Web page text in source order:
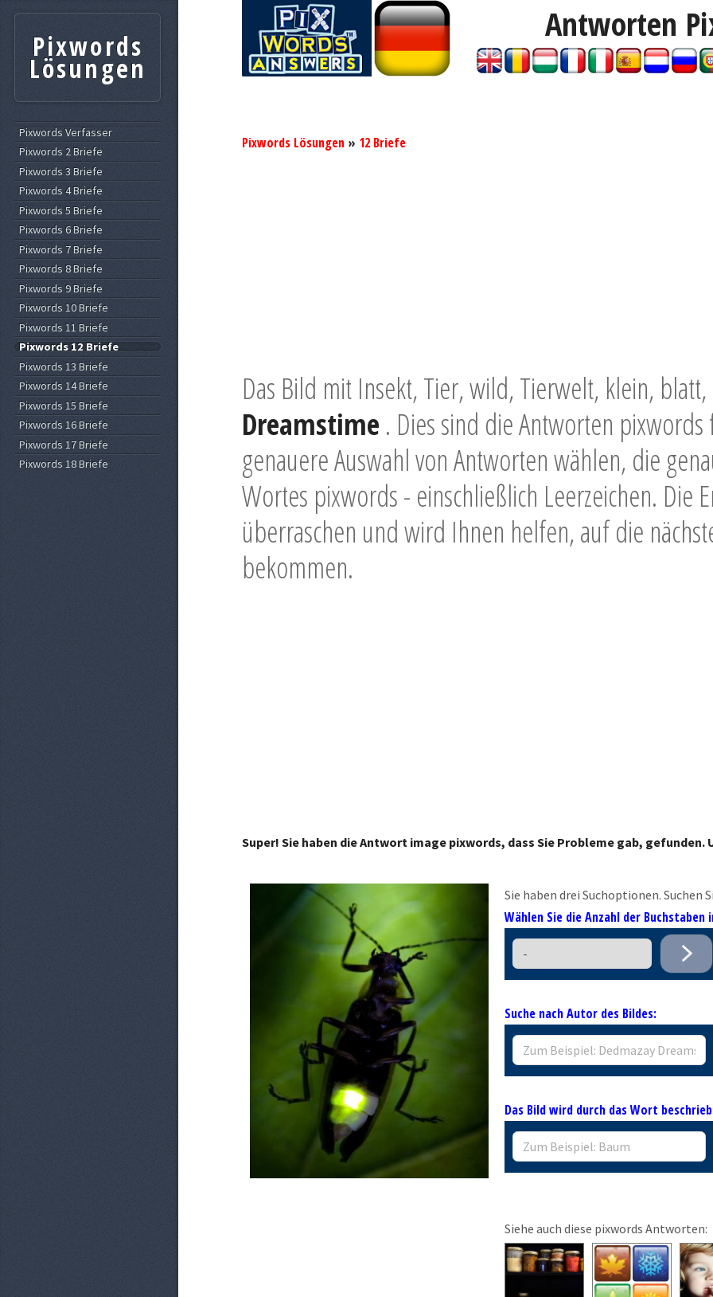
Antworten
Pixwords Lösungen » 12 Briefe
Das Bild mit Insekt, Tier, wild, Tierwelt, klein,
Dreamstime . Dies sind die Antworten
genauere Auswahl von Antworten wählen, die
Wortes pixwords - einschließlich Leerzeichen. Die
überraschen und wird Ihnen helfen, auf die
bekommen.
Super! Sie haben die Antwort image pixwords, dass Sie Probleme gab,
Sie haben drei Suchoptionen. Suchen
Wählen Sie die Anzahl der
Suche nach Autor des Bildes:
Das Bild wird durch das Wort
Siehe auch diese pixwords Antworten:
Pixwords
Lösungen
Pixwords Verfasser
Pixwords 2 Briefe
Pixwords 3 Briefe
Pixwords 4 Briefe
Pixwords 5 Briefe
Pixwords 6 Briefe
Pixwords 7 Briefe
Pixwords 8 Briefe
Pixwords 9 Briefe
Pixwords 10 Briefe
Pixwords 11 Briefe
Pixwords 12 Briefe
Pixwords 13 Briefe
Pixwords 14 Briefe
Pixwords 15 Briefe
Pixwords 16 Briefe
Pixwords 17 Briefe
Pixwords 18 Briefe